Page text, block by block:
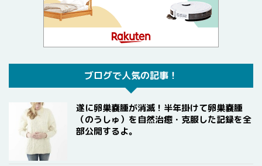
ブログで人気の記事！
遂に卵巣嚢腫が消滅！半年掛けて卵巣嚢腫
（のうしゅ）を自然治癒・克服した記録を全
部公開するよ。